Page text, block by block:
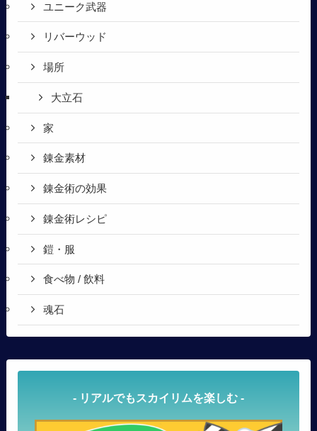
ユニーク武器
リバーウッド
場所
大立石
家
錬金素材
錬金術の効果
錬金術レシピ
鎧・服
食べ物 / 飲料
魂石
- リアルでもスカイリムを楽しむ -